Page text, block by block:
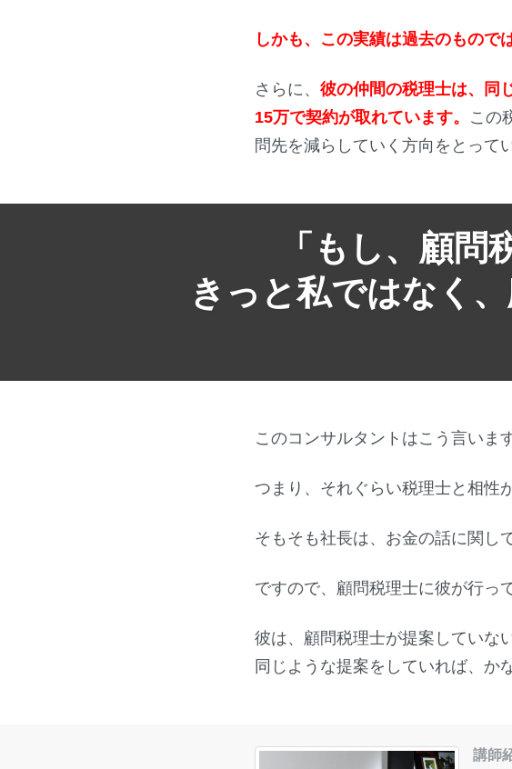
しかも、この実績は過去のもので
さらに、 彼の仲間の税理士は、同
15万で契約が取れています。
この
問先を減らしていく方向をとって
「もし、顧問
きっと私ではなく
このコンサルタントはこう言います
つまり、それぐらい税理士と相性
そもそも社長は、お金の話に関し
ですので、顧問税理士に彼が行っ
彼は、顧問税理士が提案していな
同じような提案をしていれば、か
講師